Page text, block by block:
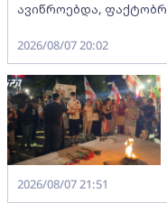
ავიწროებდა,
2026/08/07 20:02
2026/08/07 21:51